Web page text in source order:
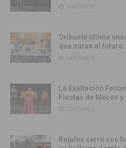
16/07/2026
Orihuela ultima
que miran al futuro
14/07/2026
La Exaltación
Fiestas de Moros
12/07/2026
Rojales cerró sus